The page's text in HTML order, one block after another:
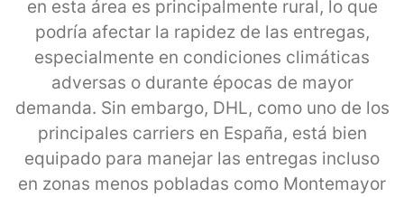
en esta área es principalmente rural, lo que
podría afectar la rapidez de las entregas,
especialmente en condiciones climáticas
adversas o durante épocas de mayor
demanda. Sin embargo, DHL, como uno de los
principales carriers en España, está bien
equipado para manejar las entregas incluso
en zonas menos pobladas como Montemayor